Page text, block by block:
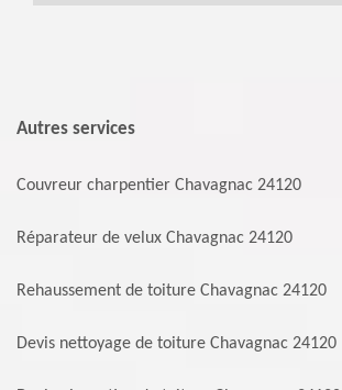
Autres services
Couvreur charpentier Chavagnac 24120
Réparateur de velux Chavagnac 24120
Rehaussement de toiture Chavagnac 24120
Devis nettoyage de toiture Chavagnac 24120